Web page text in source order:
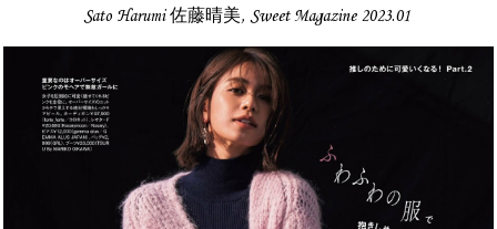
Sato Harumi 佐藤晴美, Sweet Magazine 2023.01